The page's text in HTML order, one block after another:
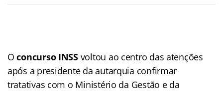
Oconcurso INSSvoltou ao centro das atenções
após a presidente da autarquia confirmar
tratativas com o Ministério da Gestão e da